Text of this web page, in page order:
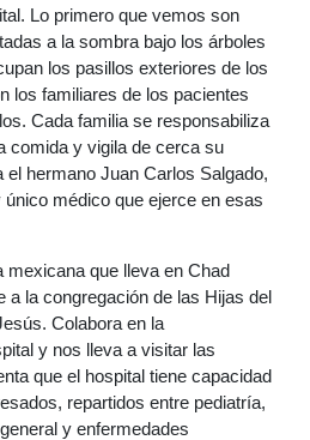
Lo primero que vemos son
a la sombra bajo los árboles
los pasillos exteriores de los
los familiares de los pacientes
Cada familia se responsabiliza
comida y vigila de cerca su
el hermano Juan Carlos Salgado,
médico que ejerce en esas
mexicana que lleva en Chad
a la congregación de las Hijas del
Colabora en la
y nos lleva a visitar las
que el hospital tiene capacidad
repartidos entre pediatría,
y enfermedades